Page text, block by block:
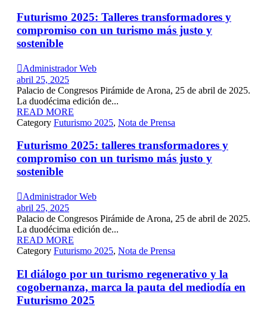
Futurismo 2025: Talleres transformadores y
compromiso con un turismo más justo y
sostenible
Administrador Web
abril 25, 2025
Palacio de Congresos Pirámide de Arona, 25 de abril de 2025.
La duodécima edición de...
READ MORE
Category Futurismo 2025, Nota de Prensa
Futurismo 2025: talleres transformadores y
compromiso con un turismo más justo y
sostenible
Administrador Web
abril 25, 2025
Palacio de Congresos Pirámide de Arona, 25 de abril de 2025.
La duodécima edición de...
READ MORE
Category Futurismo 2025, Nota de Prensa
El diálogo por un turismo regenerativo y la
cogobernanza, marca la pauta del mediodía en
Futurismo 2025